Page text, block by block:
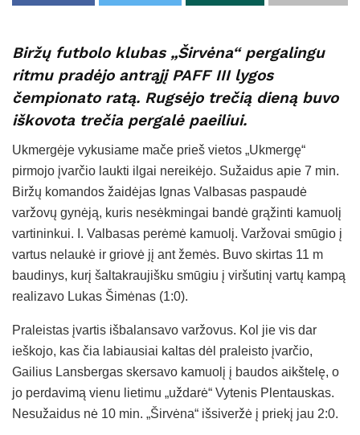
Biržų futbolo klubas „Širvėna“ pergalingu
ritmu pradėjo antrąjį PAFF III lygos
čempionato ratą. Rugsėjo trečią dieną buvo
iškovota trečia pergalė paeiliui.
Ukmergėje vykusiame mače prieš vietos „Ukmergę“
pirmojo įvarčio laukti ilgai nereikėjo. Sužaidus apie 7 min.
Biržų komandos žaidėjas Ignas Valbasas paspaudė
varžovų gynėją, kuris nesėkmingai bandė grąžinti kamuolį
vartininkui. I. Valbasas perėmė kamuolį. Varžovai smūgio į
vartus nelaukė ir griovė jį ant žemės. Buvo skirtas 11 m
baudinys, kurį šaltakraujišku smūgiu į viršutinį vartų kampą
realizavo Lukas Šimėnas (1:0).
Praleistas įvartis išbalansavo varžovus. Kol jie vis dar
ieškojo, kas čia labiausiai kaltas dėl praleisto įvarčio,
Gailius Lansbergas skersavo kamuolį į baudos aikštelę, o
jo perdavimą vienu lietimu „uždarė“ Vytenis Plentauskas.
Nesužaidus nė 10 min. „Širvėna“ išsiveržė į priekį jau 2:0.